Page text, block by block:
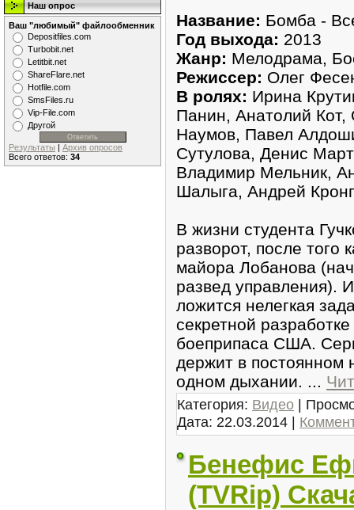
Наш опрос
Ваш "любимый" файлообменник
Dеpоsitfilеs.com
Turbobit.net
Letitbit.net
ShareFlare.net
Hotfile.com
SmsFiles.ru
Vip-File.com
Другой
Результаты | Архив опросов
Всего ответов: 34
Название: Бомба -
Год выхода: 2013
Жанр: Мелодрама,
Режиссер: Олег
В ролях: Ирина
Панин, Анатолий Кот,
Наумов, Павел
Сутулова, Денис
Владимир Мельник,
Шалыга, Андрей
В жизни студента
разворот, после того
майора Лобанова
развед управления).
ложится нелегкая
секретной
боеприпаса США.
держит в постоянном
одном дыхании. ...
Категория: Видео |
Дата: 22.03.2014 |
Бенефис
(TVRip)